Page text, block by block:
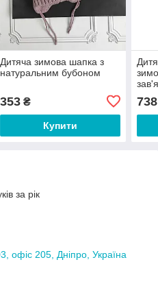
Дитяча зимова шапка з
натуральним бубоном
353₴
Купити
738
за рік
офіс 205, Дніпро, Україна